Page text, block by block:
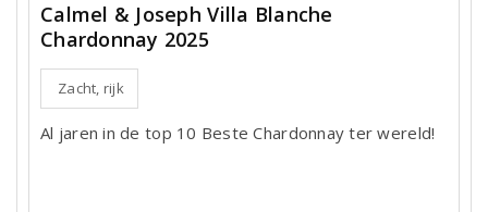
Calmel & Joseph Villa Blanche
Chardonnay 2025
Zacht, rijk
Al jaren in de top 10 Beste Chardonnay ter wereld!